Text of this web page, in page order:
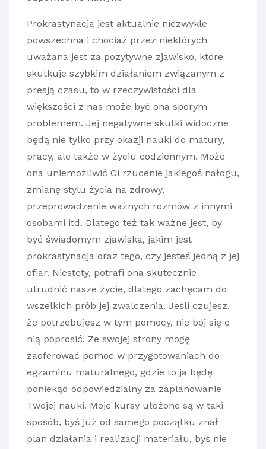
Prokrastynacja jest aktualnie niezwykle
powszechna i chociaż przez niektórych
uważana jest za pozytywne zjawisko, które
skutkuje szybkim działaniem związanym z
presją czasu, to w rzeczywistości dla
większości z nas może być ona sporym
problemem. Jej negatywne skutki widoczne
będą nie tylko przy okazji nauki do matury,
pracy, ale także w życiu codziennym. Może
ona uniemożliwić Ci rzucenie jakiegoś nałogu,
zmianę stylu życia na zdrowy,
przeprowadzenie ważnych rozmów z innymi
osobami itd. Dlatego też tak ważne jest, by
być świadomym zjawiska, jakim jest
prokrastynacja oraz tego, czy jesteś jedną z jej
ofiar. Niestety, potrafi ona skutecznie
utrudnić nasze życie, dlatego zachęcam do
wszelkich prób jej zwalczenia. Jeśli czujesz,
że potrzebujesz w tym pomocy, nie bój się o
nią poprosić. Ze swojej strony mogę
zaoferować pomoc w przygotowaniach do
egzaminu maturalnego, gdzie to ja będę
poniekąd odpowiedzialny za zaplanowanie
Twojej nauki. Moje kursy ułożone są w taki
sposób, byś już od samego początku znał
plan działania i realizacji materiału, byś nie